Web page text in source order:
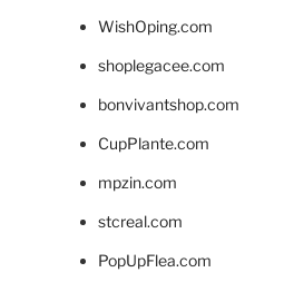
WishOping.com
shoplegacee.com
bonvivantshop.com
CupPlante.com
mpzin.com
stcreal.com
PopUpFlea.com